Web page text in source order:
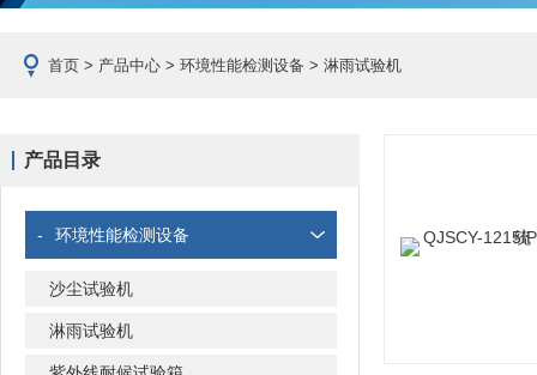
首页 > 产品中心 > 环境性能检测设备 > 淋雨试验机
产品目录
- 环境性能检测设备
沙尘试验机
淋雨试验机